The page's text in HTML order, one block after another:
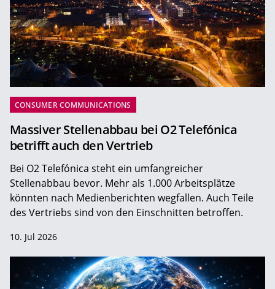
CONSUMER COMMUNICATIONS
Massiver Stellenabbau bei O2 Telefónica
betrifft auch den Vertrieb
Bei O2 Telefónica steht ein umfangreicher
Stellenabbau bevor. Mehr als 1.000 Arbeitsplätze
könnten nach Medienberichten wegfallen. Auch Teile
des Vertriebs sind von den Einschnitten betroffen.
10. Jul 2026